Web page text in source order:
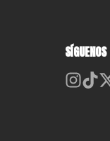
SÍGUENOS